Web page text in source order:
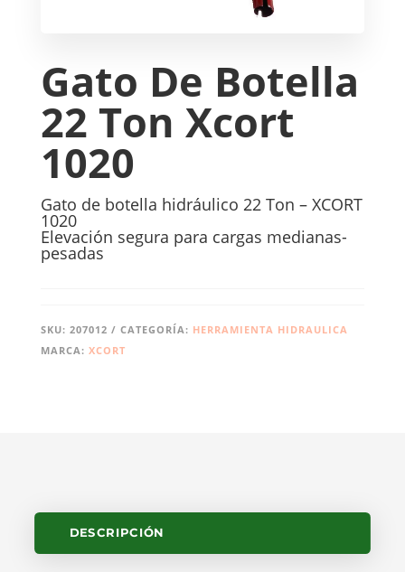
Gato De Botella
22 Ton Xcort
1020
Gato de botella hidráulico 22 Ton – XCORT
1020
Elevación segura para cargas medianas-
pesadas
SKU: 207012 CATEGORÍA: HERRAMIENTA HIDRAULICA
MARCA: XCORT
DESCRIPCIÓN